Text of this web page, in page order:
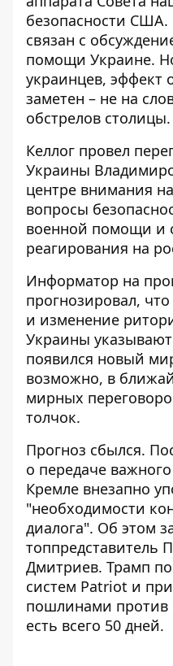
безопасности США.
связан с
помощи Украине.
украинцев, эффект
заметен – не на
обстрелов столицы.
Келлог провел
Украины
центре внимания
вопросы
военной помощи и
реагирования на
Информатор на
прогнозировал,
и изменение
Украины
появился новый
возможно, в
мирных
толчок.
Прогноз сбылся.
о передаче
Кремле внезапно
"необходимости
диалога". Об этом
топпредставитель
Дмитриев. Трамп
систем Patriot и
пошлинами против
есть всего 50 дней.